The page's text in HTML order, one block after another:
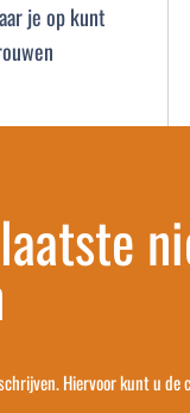
je op kunt
Hiervoor kunt u